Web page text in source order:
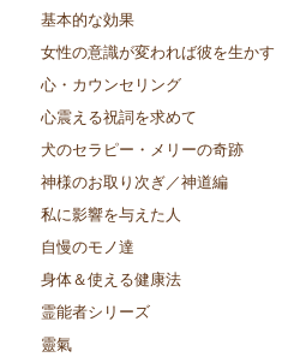
基本的な効果
女性の意識が変われば彼を生かす
心・カウンセリング
心震える祝詞を求めて
犬のセラピー・メリーの奇跡
神様のお取り次ぎ／神道編
私に影響を与えた人
自慢のモノ達
身体＆使える健康法
霊能者シリーズ
靈氣